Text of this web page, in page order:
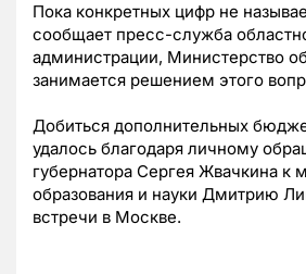
Пока конкретных цифр не
сообщает пресс-служба
администрации, Министерство
занимается решением этого
Добиться дополнительных
удалось благодаря личному
губернатора Сергея Жвачкина к
образования и науки Дмитрию
встречи в Москве.